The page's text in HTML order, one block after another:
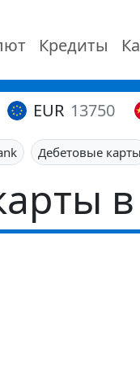
Кредиты
EUR 13750
Дебетовые карты